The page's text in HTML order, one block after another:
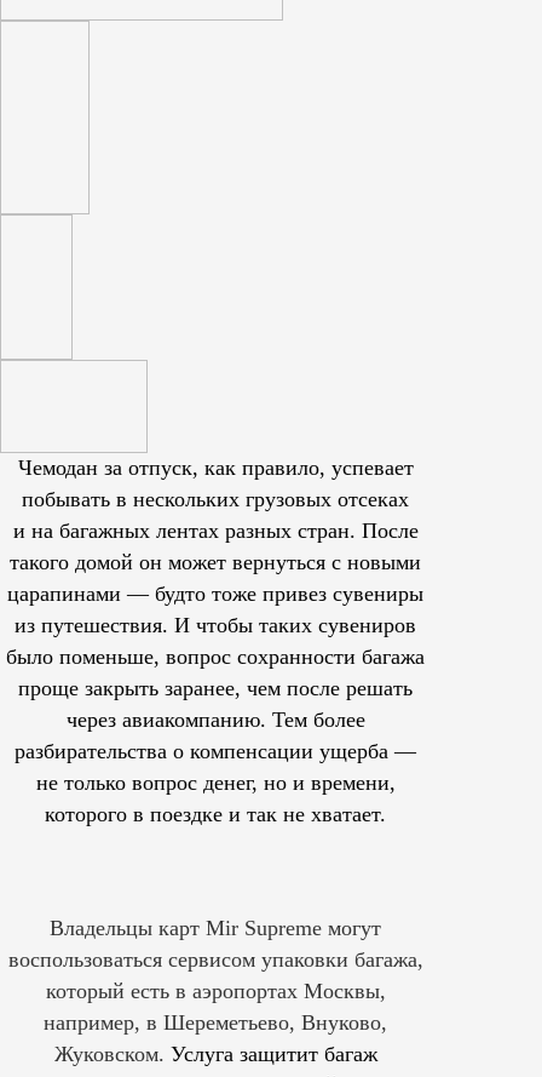
Чемодан за отпуск, как правило, успевает
побывать в нескольких грузовых отсеках
и на багажных лентах разных стран. После
такого домой он может вернуться с новыми
царапинами — будто тоже привез сувениры
из путешествия. И чтобы таких сувениров
было поменьше, вопрос сохранности багажа
проще закрыть заранее, чем после решать
через авиакомпанию. Тем более
разбирательства о компенсации ущерба —
не только вопрос денег, но и времени,
которого в поездке и так не хватает.
Владельцы карт Mir Supreme могут
воспользоваться сервисом упаковки багажа,
который есть в аэропортах Москвы,
например, в Шереметьево, Внуково,
Жуковском. Услуга защитит багаж